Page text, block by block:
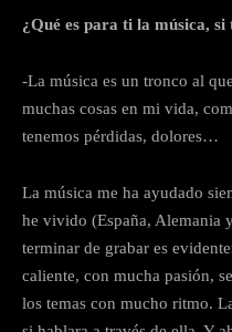
¿Qué es para ti la música,
-La música es un tronco al
muchas cosas en mi vida,
tenemos pérdidas, dolores…
La música me ha ayudado
he vivido (España, Alemania
terminar de grabar es
caliente, con mucha pasión,
los temas con mucho ritmo.